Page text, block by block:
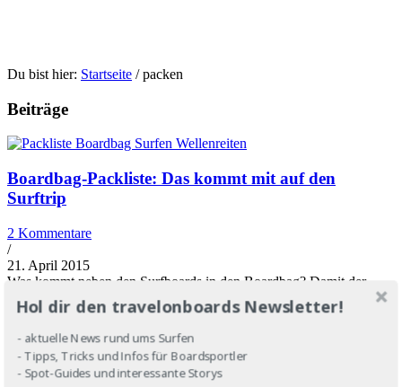
Du bist hier: Startseite / packen
Beiträge
Boardbag-Packliste: Das kommt mit auf den
Surftrip
2 Kommentare
/
21. April 2015
Was kommt neben den Surfboards in den Boardbag? Damit der
Surftrip perfekt wird solltest du das ein oder andere mitnehmen -
meine Packliste als Inspiration.
https://www.travelonboards.de/wp-
content/uploads/2015/04/Boardbag_Schriftneu-
e1433280066541.png 493 1000 Stefan Heinrich
https://www.travelonboards.de/wp-
Hol dir den travelonboards Newsletter!
- aktuelle News rund ums Surfen
- Tipps, Tricks und Infos für Boardsportler
- Spot-Guides und interessante Storys